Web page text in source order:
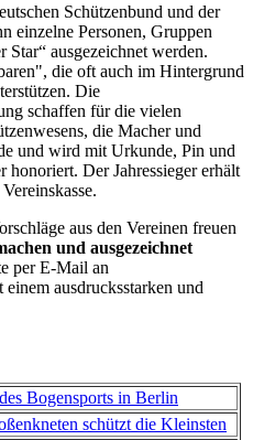
Schützenbund und der
einzelne Personen, Gruppen
ausgezeichnet werden.
die oft auch im Hintergrund
Die
schaffen für die vielen
die Macher und
und wird mit Urkunde, Pin und
honoriert. Der Jahressieger erhält
aus den Vereinen freuen
und ausgezeichnet
per E-Mail an
einem ausdrucksstarken und
Bogensports in Berlin
schützt die Kleinsten